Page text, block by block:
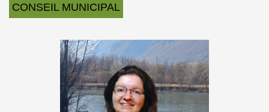
CONSEIL MUNICIPAL